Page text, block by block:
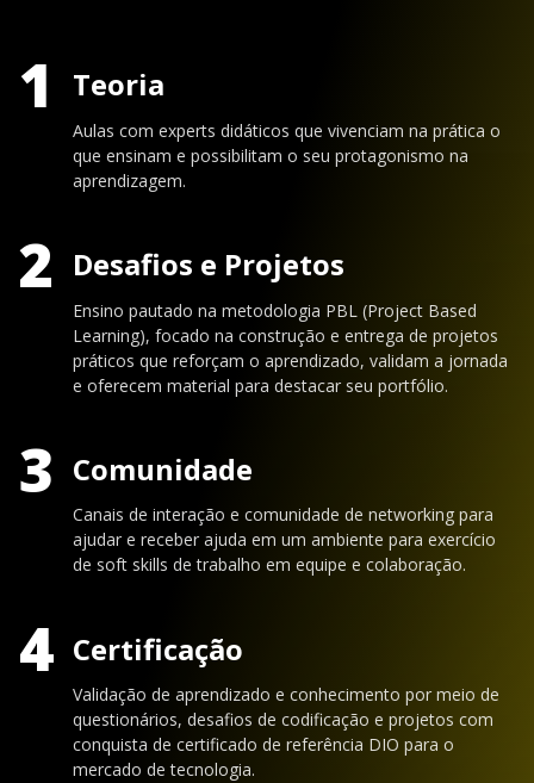
1 Teoria
Aulas com experts didáticos que vivenciam na prática o
que ensinam e possibilitam o seu protagonismo na
aprendizagem.
2 Desafios e Projetos
Ensino pautado na metodologia PBL (Project Based
Learning), focado na construção e entrega de projetos
práticos que reforçam o aprendizado, validam a jornada
e oferecem material para destacar seu portfólio.
3 Comunidade
Canais de interação e comunidade de networking para
ajudar e receber ajuda em um ambiente para exercício
de soft skills de trabalho em equipe e colaboração.
4 Certificação
Validação de aprendizado e conhecimento por meio de
questionários, desafios de codificação e projetos com
conquista de certificado de referência DIO para o
mercado de tecnologia.